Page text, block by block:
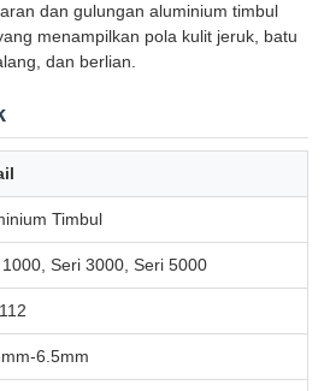
dan gulungan aluminium timbul
menampilkan pola kulit jeruk, batu
dan berlian.
Timbul
Seri 3000, Seri 5000
6.5mm